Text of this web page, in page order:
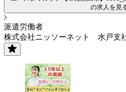
の求人を見
派遣労働者
株式会社ニッソーネット 水戸支